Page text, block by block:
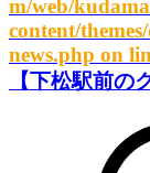
m/web/
content/
news.php on
【下松駅前の